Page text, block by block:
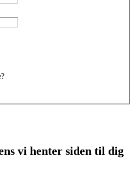
vi henter siden til dig